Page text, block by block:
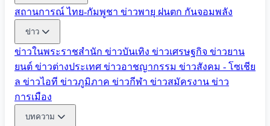
สถานการณ์ ไทย-กัมพูชา ข่าวพายุ ฝนตก กันจอมพลัง
ข่าว
ข่าวในพระราชสำนัก ข่าวบันเทิง ข่าวเศรษฐกิจ ข่าวยาน
ยนต์ ข่าวต่างประเทศ ข่าวอาชญากรรม ข่าวสังคม - โซเชีย
ล ข่าวไอที ข่าวภูมิภาค ข่าวกีฬา ข่าวสมัครงาน ข่าว
การเมือง
บทความ